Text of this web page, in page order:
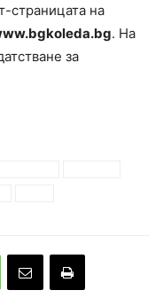
страницата на
. На
за